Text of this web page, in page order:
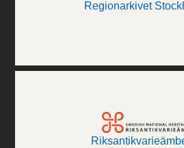
Regionarkivet